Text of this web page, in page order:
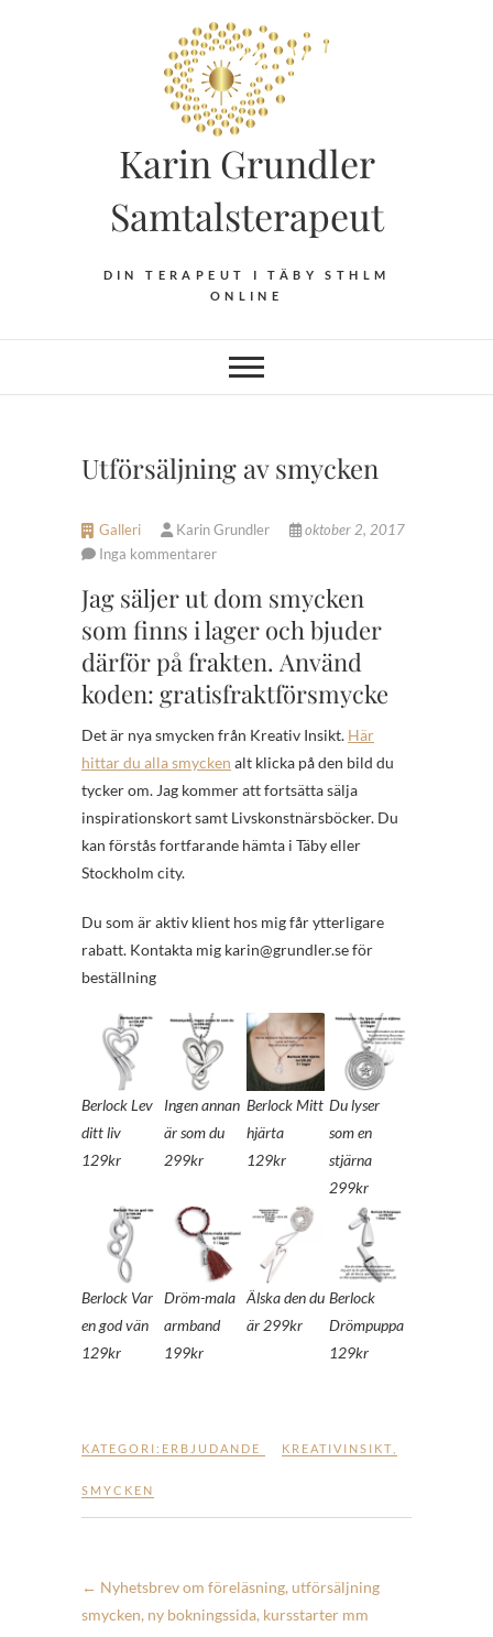
Karin Grundler
Samtalsterapeut
DIN TERAPEUT I TÄBY STHLM
ONLINE
Utförsäljning av smycken
Galleri Karin Grundler
oktober 2, 2017
Inga kommentarer
Jag säljer ut dom smycken
som finns i lager och bjuder
därför på frakten. Använd
koden: gratisfraktförsmycke
Det är nya smycken från Kreativ Insikt. Här
hittar du alla smycken alt klicka på den bild du
tycker om. Jag kommer att fortsätta sälja
inspirationskort samt Livskonstnärsböcker. Du
kan förstås fortfarande hämta i Täby eller
Stockholm city.
Du som är aktiv klient hos mig får ytterligare
rabatt. Kontakta mig karin@grundler.se för
beställning
Berlock Lev
ditt liv
129kr
Ingen annan
är som du
299kr
Berlock Mitt
hjärta
129kr
Du lyser
som en
stjärna
299kr
Berlock Var
en god vän
129kr
Dröm-mala
armband
199kr
Älska den du
är 299kr
Berlock
Drömpuppa
129kr
KATEGORI: ERBJUDANDE KREATIVINSIKT
SMYCKEN
← Nyhetsbrev om föreläsning, utförsäljning
smycken, ny bokningssida, kursstarter mm